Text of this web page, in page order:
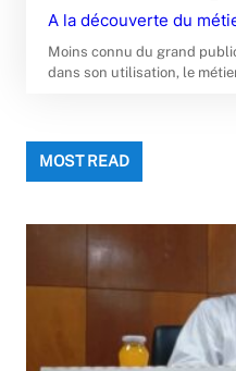
A la découverte du
Moins connu du grand
dans son utilisation, le
MOST READ